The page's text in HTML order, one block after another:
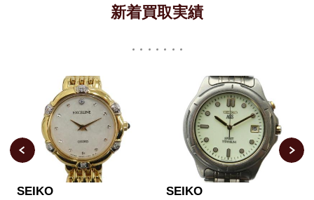
新着買取実績
SEIKO SEIKO